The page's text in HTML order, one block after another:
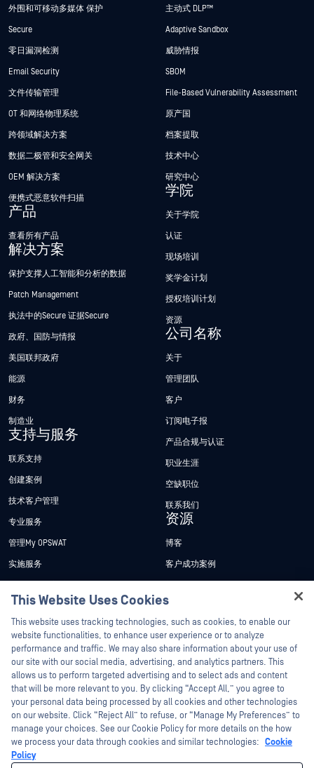
外围和可移动多媒体 保护
Secure
零日漏洞检测
Email Security
文件传输管理
OT 和网络物理系统
跨领域解决方案
数据二极管和安全网关
OEM 解决方案
便携式恶意软件扫描
产品
查看所有产品
解决方案
保护支撑人工智能和分析的数据
Patch Management
执法中的Secure 证据Secure
政府、国防与情报
美国联邦政府
能源
财务
制造业
支持与服务
联系支持
创建案例
技术客户管理
专业服务
管理My OPSWAT
实施服务
技术文档
培训
漏洞计划
合作伙伴
认证
技术合作伙伴
渠道合作伙伴计划
主动式 DLP™
Adaptive Sandbox
威胁情报
SBOM
File-Based Vulnerability Assessment
原产国
档案提取
技术中心
研究中心
学院
关于学院
认证
现场培训
奖学金计划
授权培训计划
资源
公司名称
关于
管理团队
客户
订阅电子报
产品合规与认证
职业生涯
空缺职位
联系我们
资源
博客
客户成功案例
新闻报道
活动
网络研讨会
产品型录
白皮书
免费工具
©2026OPSWAT . 保留所有权利。OPSWAT、MetaDefender、Metascan、
This Website Uses Cookies
This website uses tracking technologies, such as cookies, to enable our
website functionalities, to enhance user experience or to analyze
performance and traffic. We may also share information about your use of
our site with our social media, advertising, and analytics partners. This
allows us to perform targeted advertising and to select ads and content
that will be more relevant to you. By clicking “Accept All,” you agree to
your personal data being processed by all cookies and other technologies
on our website. Click “Reject All” to refuse, or “Manage My Preferences” to
manage your choices. See our Cookie Policy for more details on the how
we process your data through cookies and similar technologies: Cookie
Policy
Hey there!
I'm Ozzy, your OPSWAT virtual assistant.
How can I help you secure what's critical
today?